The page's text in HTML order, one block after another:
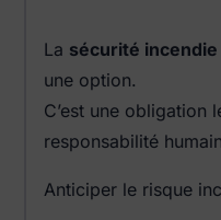
La sécurité
une option.
C’est une obligation
responsabilité
Anticiper le risque